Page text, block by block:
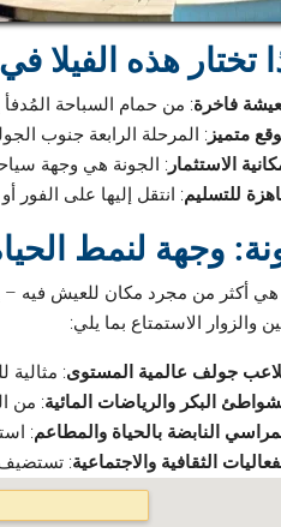
تختار هذه الفيلا
فاخرة: من حمام السباحة المُدفأ
متميز : المرحلة الرابعة جنوب
الاستثمار : الجونة هي وجهة
للتسليم: انتقل إليها على الفور
وجهة لنمط
هي أكثر من مجرد مكان للعيش فيه –
والزوار الاستمتاع بما يلي:
جولف عالمية المستوى:
البكر والرياضات المائية: من
النابضة بالحياة والمطاعم:
الثقافية والاجتماعية: تستضيف